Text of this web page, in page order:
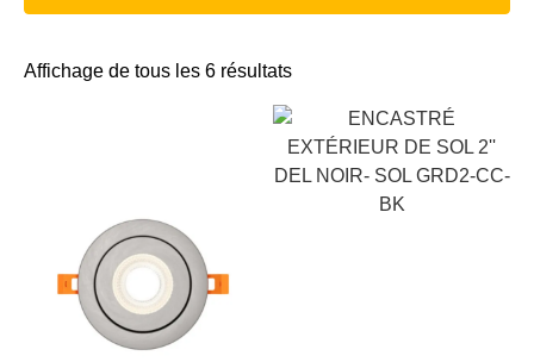
Affichage de tous les 6 résultats